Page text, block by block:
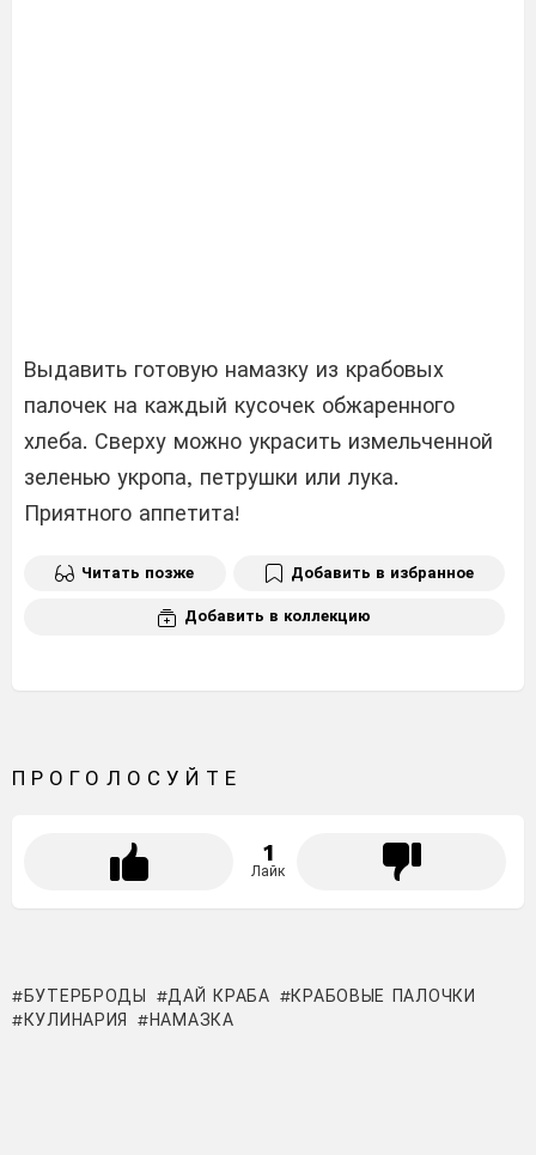
Выдавить готовую намазку из крабовых
палочек на каждый кусочек обжаренного
хлеба. Сверху можно украсить измельченной
зеленью укропа, петрушки или лука.
Приятного аппетита!
Читать позже Добавить в избранное
Добавить в коллекцию
ПРОГОЛОСУЙТЕ
1
Лайк
БУТЕРБРОДЫ ДАЙ КРАБА
КРАБОВЫЕ ПАЛОЧКИ
КУЛИНАРИЯ
НАМАЗКА